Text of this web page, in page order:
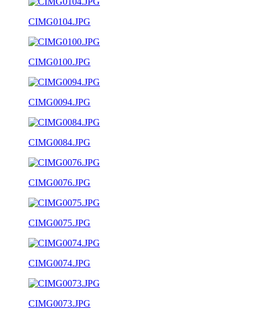
CIMG0104.JPG
CIMG0100.JPG
CIMG0094.JPG
CIMG0084.JPG
CIMG0076.JPG
CIMG0075.JPG
CIMG0074.JPG
CIMG0073.JPG